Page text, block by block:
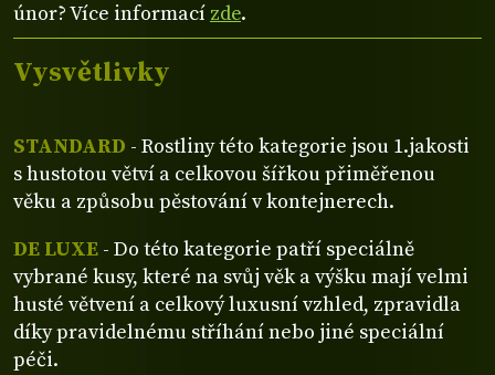
únor? Více informací zde.
Vysvětlivky
STANDARD - Rostliny této kategorie jsou 1.jakosti
s hustotou větví a celkovou šířkou přiměřenou
věku a způsobu pěstování v kontejnerech.
DE LUXE - Do této kategorie patří speciálně
vybrané kusy, které na svůj věk a výšku mají velmi
husté větvení a celkový luxusní vzhled, zpravidla
díky pravidelnému stříhání nebo jiné speciální
péči.